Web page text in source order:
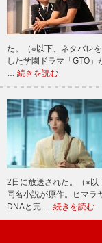
た。（※以下、ネタバレ
した学園ドラマ「GTO
… 続きを読む
2日に放送された。（※
同名小説が原作。ヒマラ
DNAと完 … 続きを読む